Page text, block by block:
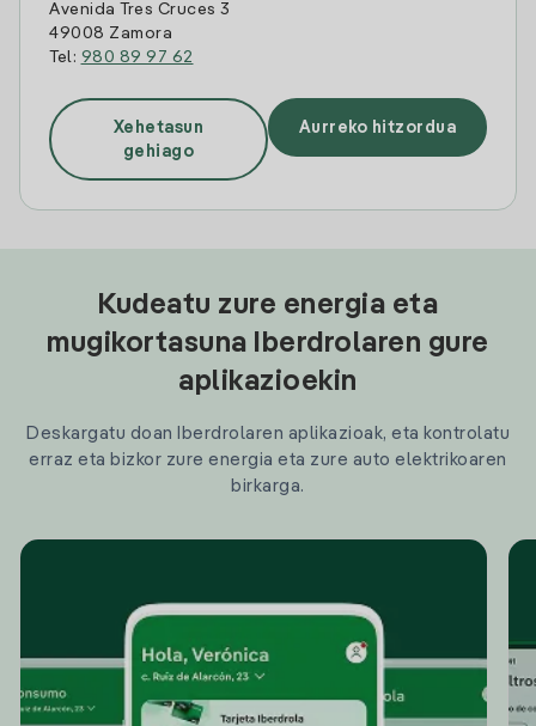
Avenida Tres Cruces 3
49008 Zamora
Tel: 980 89 97 62
Xehetasun
gehiago
Aurreko hitzordua
Kudeatu zure energia eta
mugikortasuna Iberdrolaren gure
aplikazioekin
Deskargatu doan Iberdrolaren aplikazioak, eta kontrolatu
erraz eta bizkor zure energia eta zure auto elektrikoaren
birkarga.